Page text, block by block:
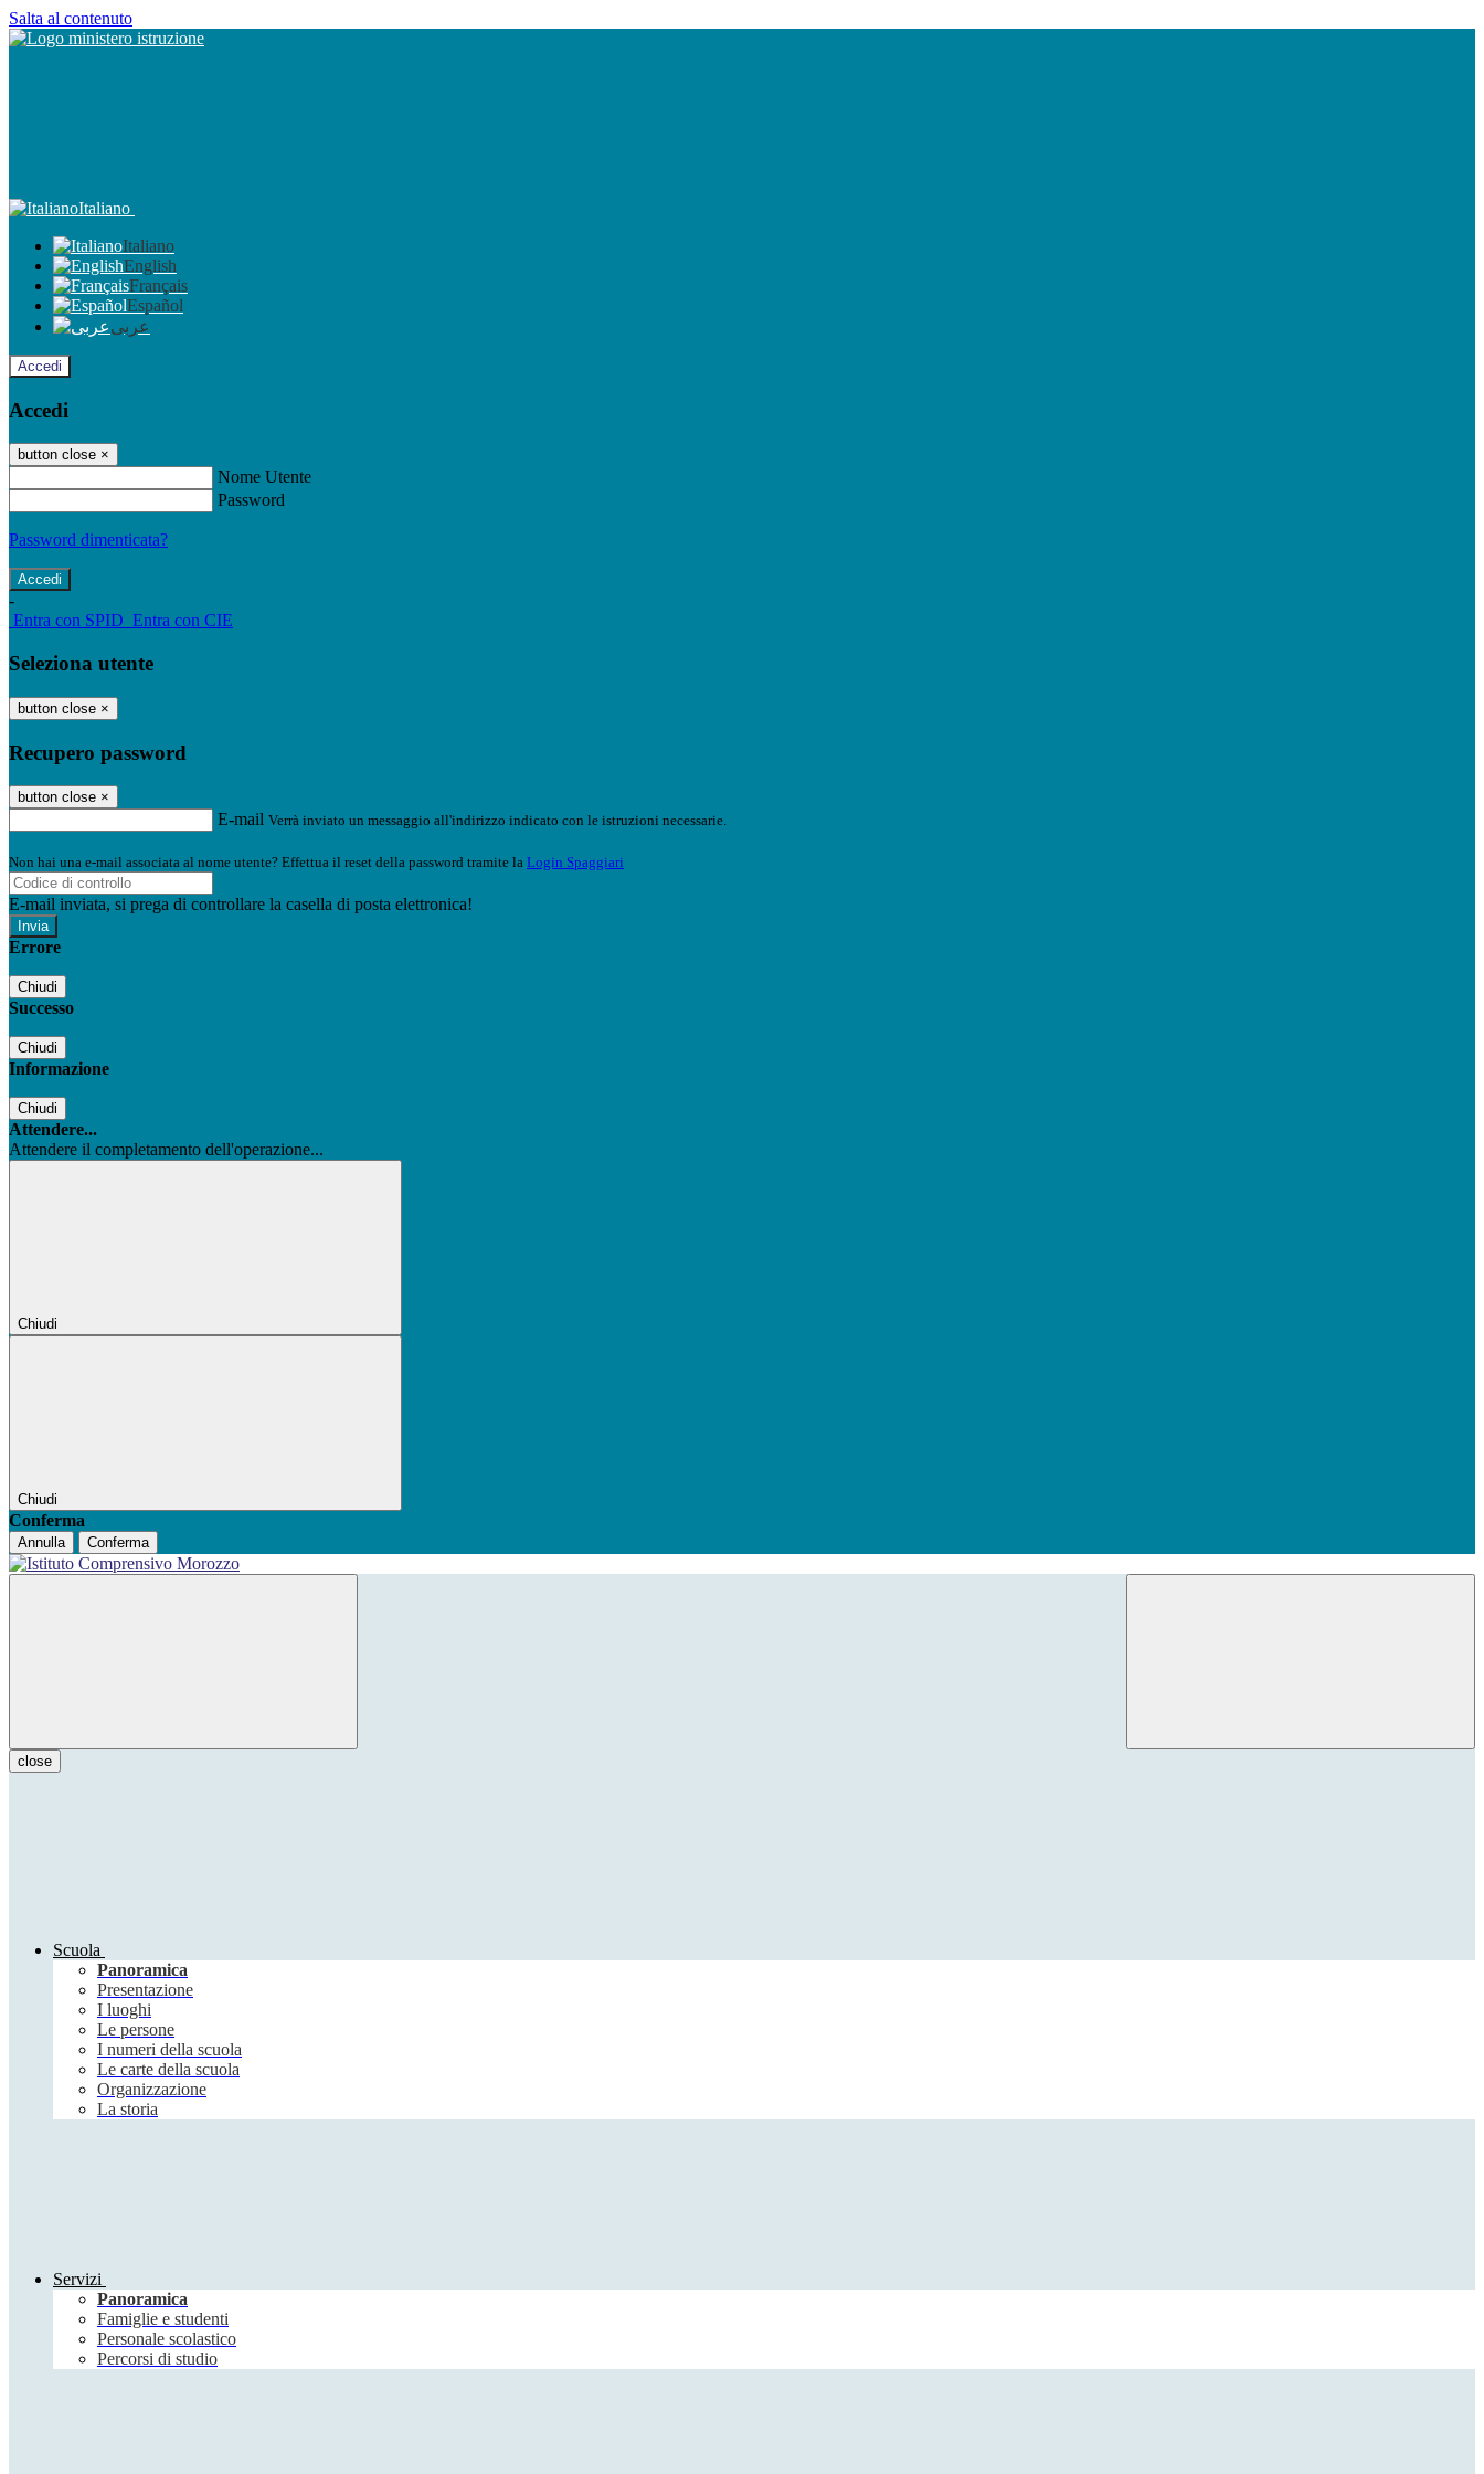
Salta al contenuto
Italiano
Italiano
English
Français
Español
عربى
Accedi
Accedi
button close ×
Nome Utente
Password
Password dimenticata?
-
Entra con SPID Entra con CIE
Seleziona utente
button close ×
Recupero password
button close ×
E-mail Verrà inviato un messaggio all'indirizzo indicato con le istruzioni necessarie.
Non hai una e-mail associata al nome utente? Effettua il reset della password tramite la Login Spaggiari
E-mail inviata, si prega di controllare la casella di posta elettronica!
Errore
Chiudi
Successo
Chiudi
Informazione
Chiudi
Attendere...
Attendere il completamento dell'operazione...
Chiudi
Chiudi
Conferma
Annulla Conferma
close
Scuola
Panoramica
Presentazione
I luoghi
Le persone
I numeri della scuola
Le carte della scuola
Organizzazione
La storia
Servizi
Panoramica
Famiglie e studenti
Personale scolastico
Percorsi di studio